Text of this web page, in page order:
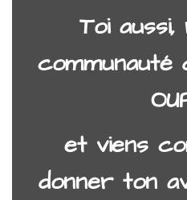
Toi
communauté
et viens
donner ton